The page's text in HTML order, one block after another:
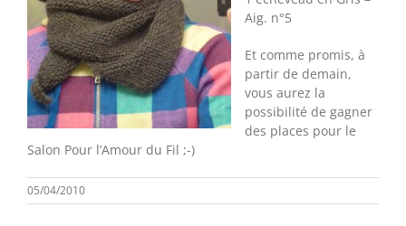
Aig. n°5
Et comme promis, à
partir de demain,
vous aurez la
possibilité de gagner
des places pour le
Salon Pour l’Amour du Fil ;-)
05/04/2010